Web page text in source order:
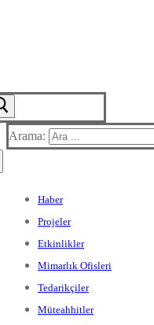
Arama:
Haber
Projeler
Etkinlikler
Mimarlık Ofisleri
Tedarikçiler
Müteahhitler